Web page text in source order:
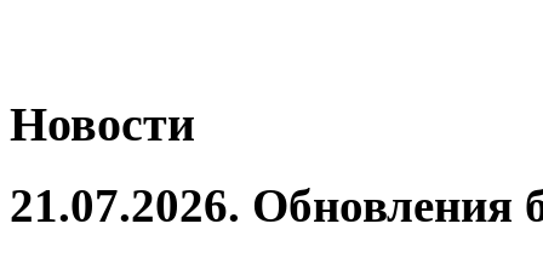
Новости
21.07.2026. Обновления